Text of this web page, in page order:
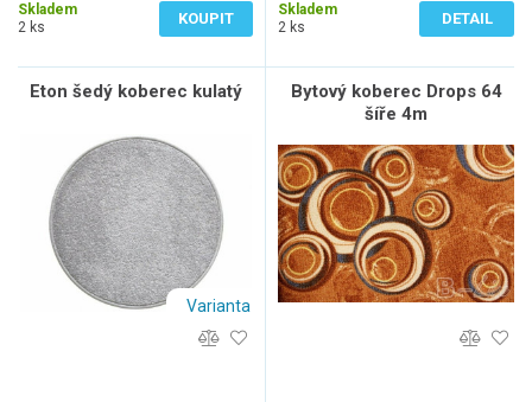
Skladem
2 ks
KOUPIT
Skladem
2 ks
DETAIL
Eton šedý koberec kulatý
Varianta
Bytový koberec Drops 64
šíře 4m